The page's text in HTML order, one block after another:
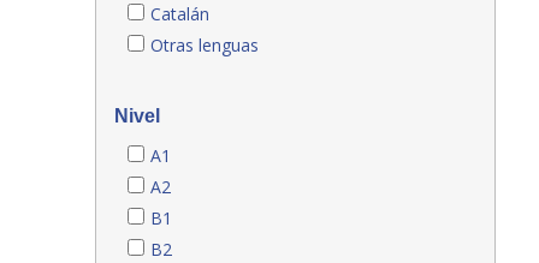
Catalán
Otras lenguas
Nivel
A1
A2
B1
B2